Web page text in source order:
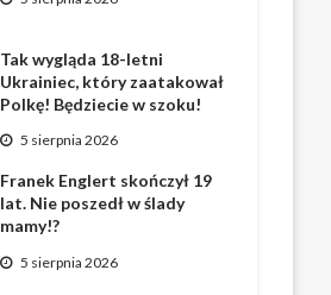
Tak wygląda 18-letni
Ukrainiec, który zaatakował
Polkę! Będziecie w szoku!
5 sierpnia 2026
Franek Englert skończył 19
lat. Nie poszedł w ślady
mamy!?
5 sierpnia 2026